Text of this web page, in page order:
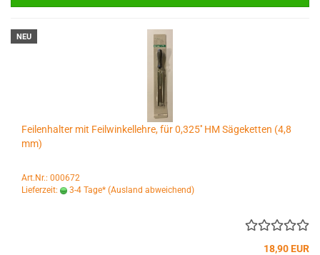
NEU
Feilenhalter mit Feilwinkellehre, für 0,325'' HM Sägeketten (4,8
mm)
Art.Nr.: 000672
Lieferzeit:
3-4 Tage* (Ausland abweichend)
18,90 EUR